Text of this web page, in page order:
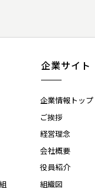
企業サイト
企業情報トップ
ご挨拶
経営理念
会社概要
役員紹介
組織図